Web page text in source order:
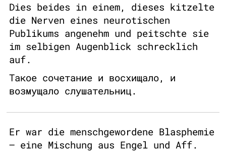
Dies beides in einem, dieses kitzelte
die Nerven eines neurotischen
Publikums angenehm und peitschte sie
im selbigen Augenblick schrecklich
auf.
Такое сочетание и восхищало, и
возмущало слушательниц.
Er war die menschgewordene Blasphemie
– eine Mischung aus Engel und Aff.